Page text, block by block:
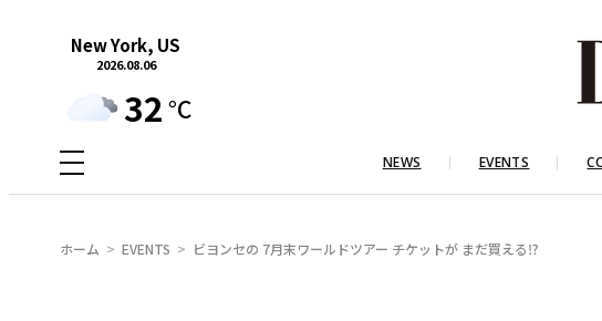
New York, US
2026.08.06
32 °C
NEWS EVENTS
ホーム EVENTS ビヨンセの 7月末ワールドツアー チケットが まだ買える⁉